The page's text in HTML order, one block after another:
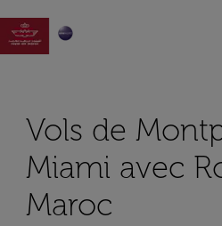

Vols de
Miami avec
Maroc